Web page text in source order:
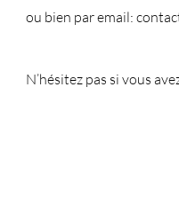
ou bien par email:
N’hésitez pas si vous